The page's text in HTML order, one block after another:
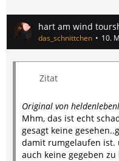
hart am wind
das_schnittchen 10.
Zitat
Original von
Mhm, das ist echt
gesagt keine
damit rumgelaufen ist.
auch keine gegeben zu